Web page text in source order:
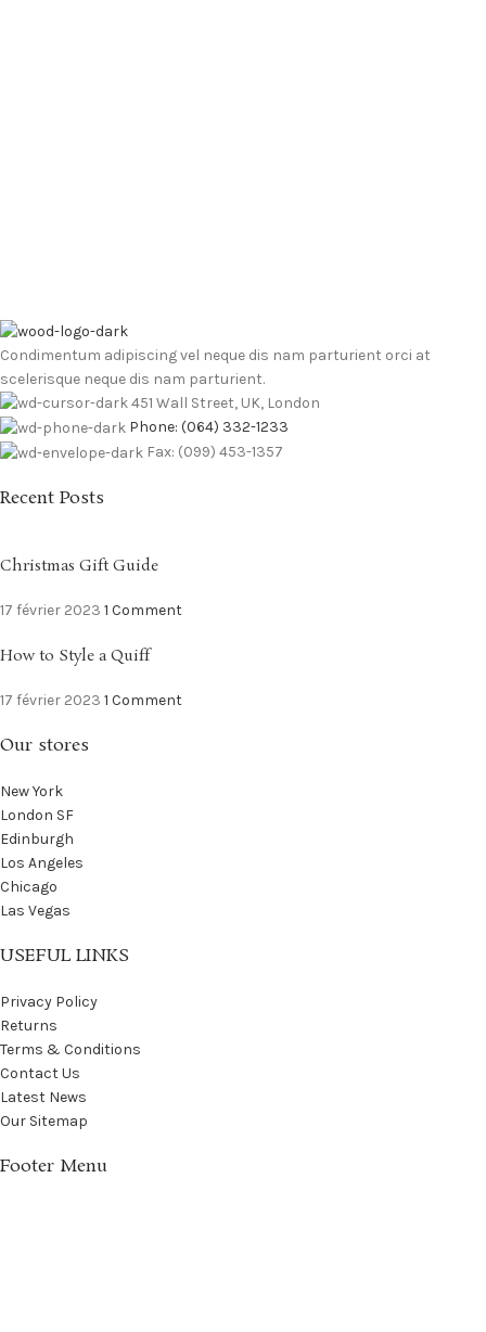
Condimentum adipiscing vel neque dis nam parturient orci at
scelerisque neque dis nam parturient.
451 Wall Street, UK, London
Phone: (064) 332-1233
Fax: (099) 453-1357
Recent Posts
Christmas Gift Guide
17 février 2023 1 Comment
How to Style a Quiff
17 février 2023 1 Comment
Our stores
New York
London SF
Edinburgh
Los Angeles
Chicago
Las Vegas
USEFUL LINKS
Privacy Policy
Returns
Terms & Conditions
Contact Us
Latest News
Our Sitemap
Footer Menu